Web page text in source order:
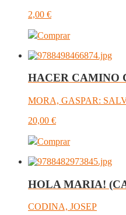
2,00 €
Comprar
HACER CAMINO
MORA, GASPAR:
20,00 €
Comprar
HOLA MARIA!
CODINA, JOSEP